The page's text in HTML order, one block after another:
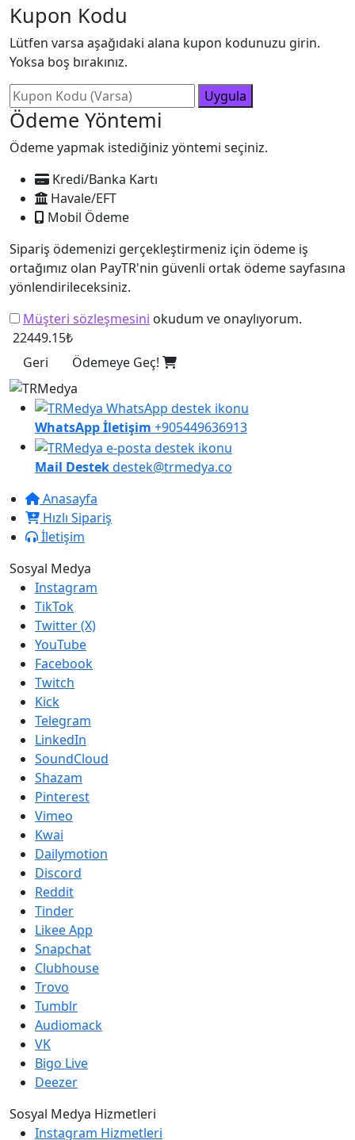
Kupon Kodu
Lütfen varsa aşağıdaki alana kupon kodunuzu girin.
Yoksa boş bırakınız.
Uygula
Ödeme Yöntemi
Ödeme yapmak istediğiniz yöntemi seçiniz.
Kredi/Banka Kartı
Havale/EFT
Mobil Ödeme
Sipariş ödemenizi gerçekleştirmeniz için ödeme iş
ortağımız olan PayTR'nin güvenli ortak ödeme sayfasına
yönlendirileceksiniz.
Müşteri sözleşmesini okudum ve onaylıyorum.
22449.15₺
Geri
Ödemeye Geç!
WhatsApp İletişim +905449636913
Mail Destekdestek@trmedya.co
Anasayfa
Hızlı Sipariş
İletişim
Sosyal Medya
Instagram
TikTok
Twitter (X)
YouTube
Facebook
Twitch
Kick
Telegram
LinkedIn
SoundCloud
Shazam
Pinterest
Vimeo
Kwai
Dailymotion
Discord
Reddit
Tinder
Likee App
Snapchat
Clubhouse
Trovo
Tumblr
Audiomack
VK
Bigo Live
Deezer
Sosyal Medya Hizmetleri
Instagram Hizmetleri